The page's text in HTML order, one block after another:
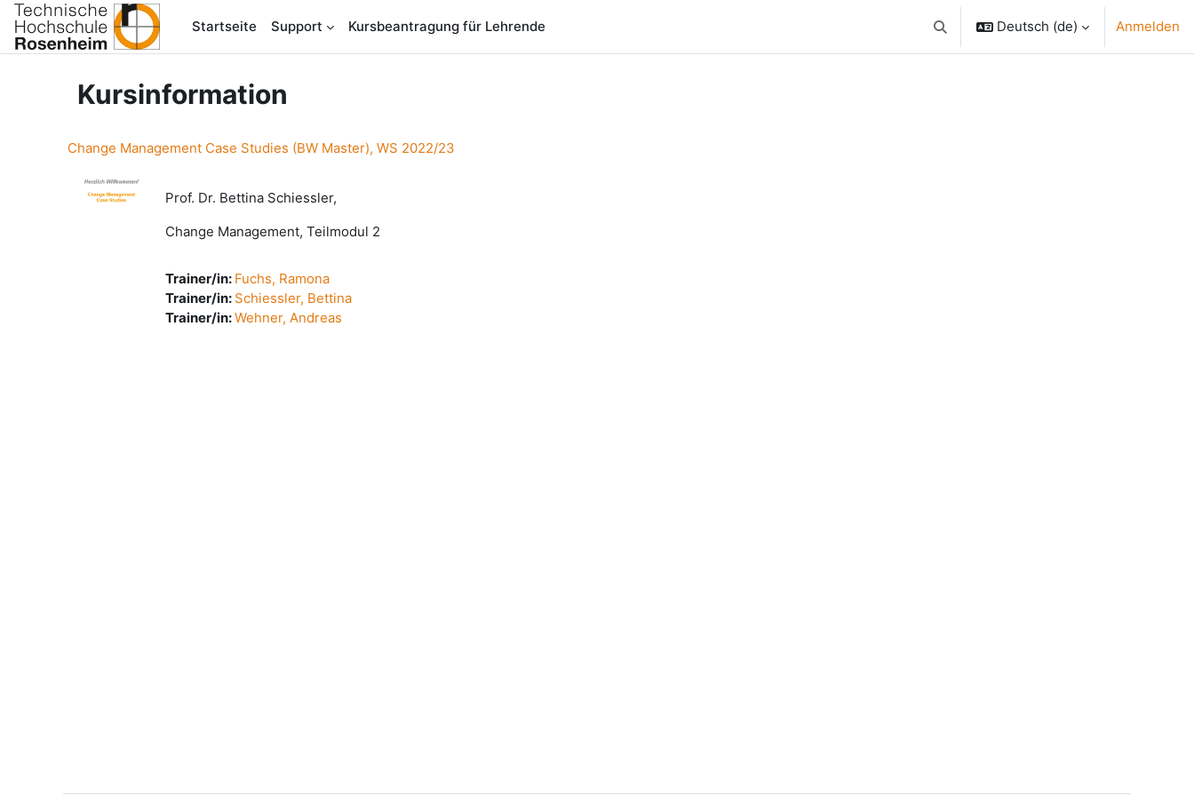
Zum Hauptinhalt
Startseite
Support Kursbeantragung für Lehrende Sucheingabe umschalten
Deutsch ‎(de)‎ Anmelden
Kursinformation
Change Management Case Studies (BW Master), WS 2022/23
Prof. Dr. Bettina Schiessler,
Change Management, Teilmodul 2
Trainer/in: Fuchs, Ramona
Trainer/in: Schiessler, Bettina
Trainer/in:Wehner, Andreas